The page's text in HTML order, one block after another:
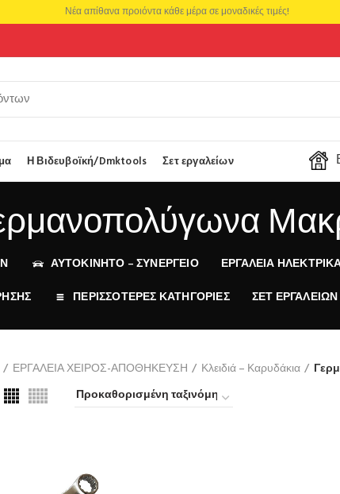
Η Βιδευβοϊκή/Dmktools Σετ εργαλείων
ΑΥΤΟΚΙΝΗΤΟ – ΣΥΝΕΡΓΕΙΟ ΕΡΓΑΛΕΊΑ
ΠΕΡΙΣΣΟΤΕΡΕΣ ΚΑΤΗΓΟΡΙΕΣ ΣΕΤ ΕΡΓΑΛΕΊΩΝ
ΕΡΓΑΛΕΙΑ ΧΕΙΡΟΣ-ΑΠΟΘΗΚΕΥΣΗ Κλειδιά – Καρυδάκια
Νέα απίθανα προιόντα κάθε μέρα σε μοναδικές τιμές!